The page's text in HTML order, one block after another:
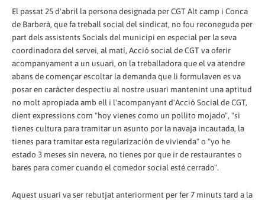
El passat 25 d'abril la persona designada per CGT Alt camp i Conca
de Barberà, que fa treball social del sindicat, no fou reconeguda per
part dels assistents Socials del municipi en especial per la seva
coordinadora del servei, al matí, Acció social de CGT va oferir
acompanyament a un usuari, on la treballadora que el va atendre
abans de començar escoltar la demanda que li formulaven es va
posar en caràcter despectiu al nostre usuari mantenint una aptitud
no molt apropiada amb ell i l'acompanyant d'Acció Social de CGT,
dient expressions com "hoy vienes como un pollito mojado", "si
tienes cultura para tramitar un asunto por la navaja incautada, la
tienes para tramitar esta regularización de vivienda" o "yo he
estado 3 meses sin nevera, no tienes por que ir de restaurantes o
bares para comer cuando el comedor social esté cerrado".
Aquest usuari va ser rebutjat anteriorment per fer 7 minuts tard a la